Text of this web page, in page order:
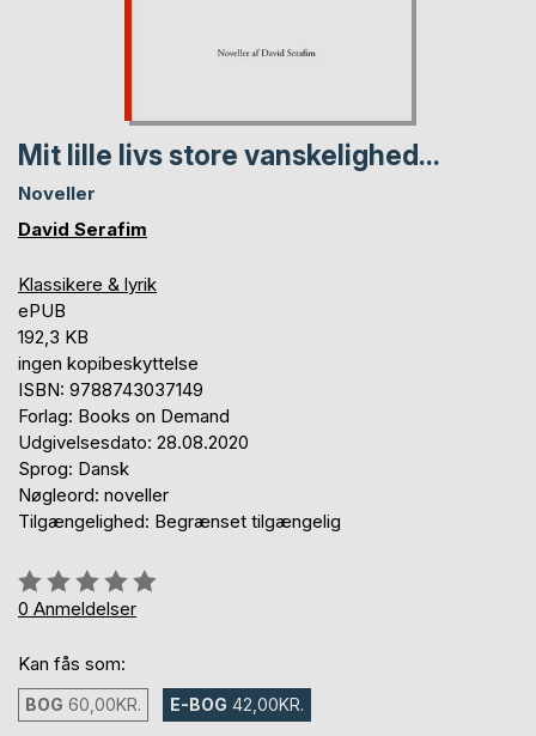
Mit lille livs store vanskelighed...
Noveller
David Serafim
Klassikere & lyrik
ePUB
192,3 KB
ingen kopibeskyttelse
ISBN: 9788743037149
Forlag: Books on Demand
Udgivelsesdato: 28.08.2020
Sprog: Dansk
Nøgleord: noveller
Tilgængelighed: Begrænset tilgængelig
Anmeldelse::
0%
0 Anmeldelser
Kan fås som:
BOG 60,00KR. E-BOG 42,00KR.